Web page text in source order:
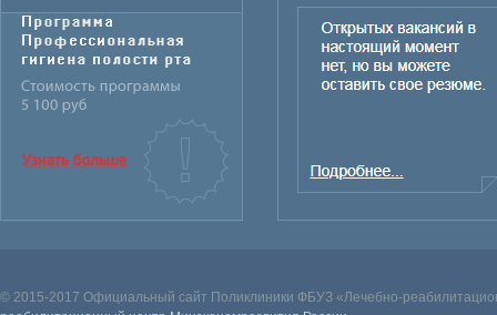
© 2015-2017 Официальный сайт Поликлиники ФБУЗ «Лечебно-